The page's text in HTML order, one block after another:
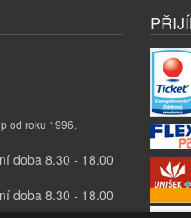
od roku 1996.
doba 8.30 - 18.00
doba 8.30 - 18.00